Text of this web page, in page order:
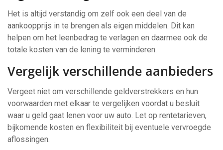
Het is altijd verstandig om zelf ook een deel van de
aankoopprijs in te brengen als eigen middelen. Dit kan
helpen om het leenbedrag te verlagen en daarmee ook de
totale kosten van de lening te verminderen.
Vergelijk verschillende aanbieders
Vergeet niet om verschillende geldverstrekkers en hun
voorwaarden met elkaar te vergelijken voordat u besluit
waar u geld gaat lenen voor uw auto. Let op rentetarieven,
bijkomende kosten en flexibiliteit bij eventuele vervroegde
aflossingen.